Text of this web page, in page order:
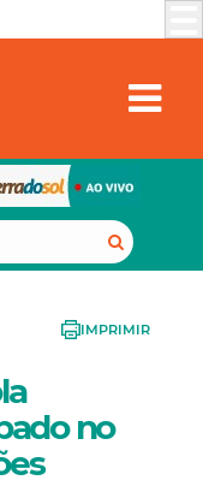
IMPRIMIR
no